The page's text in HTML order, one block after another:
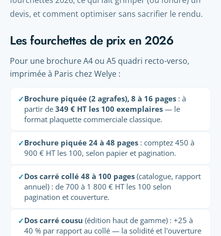
devis, et comment optimiser sans sacrifier le rendu.
Les fourchettes de prix en 2026
Pour une brochure A4 ou A5 quadri recto-verso,
imprimée à Paris chez Welye :
✓Brochure piquée (2 agrafes), 8 à 16 pages : à
partir de 349 € HT les 100 exemplaires — le
format plaquette commerciale classique.
✓Brochure piquée 24 à 48 pages : comptez 450 à
900 € HT les 100, selon papier et pagination.
✓Dos carré collé 48 à 100 pages (catalogue, rapport
annuel) : de 700 à 1 800 € HT les 100 selon
pagination et couverture.
✓Dos carré cousu (édition haut de gamme) : +25 à
40 % par rapport au collé — la solidité et l'ouverture